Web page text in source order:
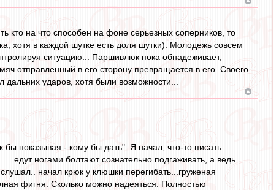
кто на что способен на фоне серьезных соперников, то
хотя в каждой шутке есть доля шутки). Молодежь совсем
ситуацию... Паршивлюк пока обнадеживает,
отправленный в его сторону превращается в его. Своего
ударов, хотя были возможности...
показывая - кому бы дать". Я начал, что-то писать.
едут ногами болтают сознательно подгаживать, а ведь
начал крюк у клюшки перегибать...груженая
фигня. Сколько можно надеяться. Полностью